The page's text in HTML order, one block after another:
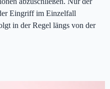
Eingriff im Einzelfall
in der Regel längs von der